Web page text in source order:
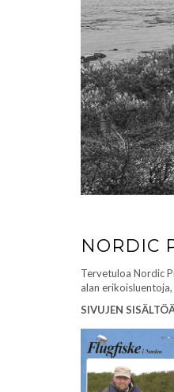
NORDIC
Tervetuloa Nordic
alan
SIVUJEN